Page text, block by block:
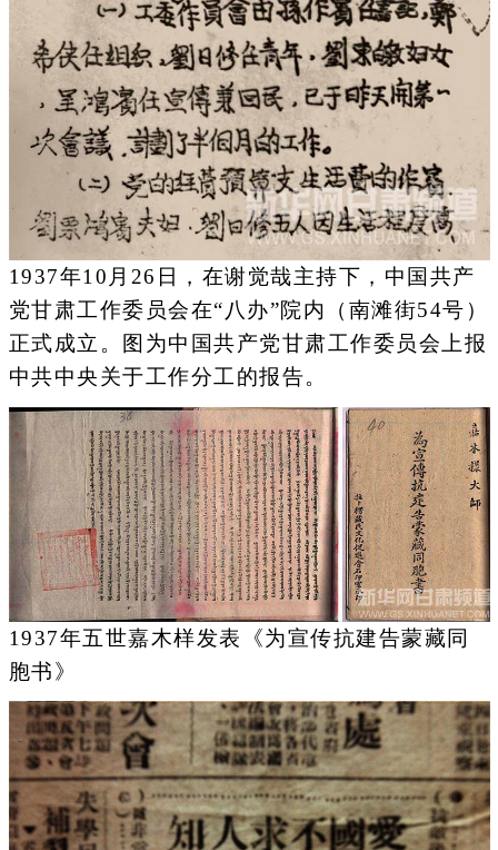
1937年10月26日，在谢觉哉主持下，中国共产
党甘肃工作委员会在“八办”院内（南滩街54号）
正式成立。图为中国共产党甘肃工作委员会上报
中共中央关于工作分工的报告。
1937年五世嘉木样发表《为宣传抗建告蒙藏同
胞书》